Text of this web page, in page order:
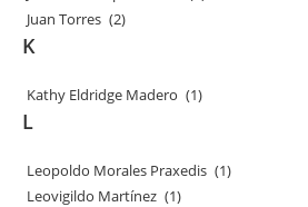
Juan Torres (2)
K
Kathy Eldridge Madero (1)
L
Leopoldo Morales Praxedis (1)
Leovigildo Martínez (1)